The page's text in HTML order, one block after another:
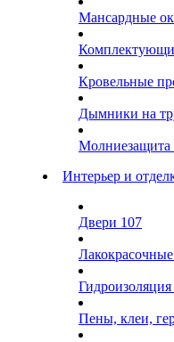
Мансардные
Кровельные
Дымники на
Молниезащита
Интерьер и
Двери 107
Гидроизоляция
Пены, клеи,